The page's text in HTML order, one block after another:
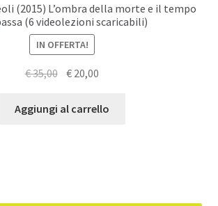
(2015) L’ombra della morte e il tempo
(6 videolezioni scaricabili)
IN OFFERTA!
€35,00
originale
€ 20,00
attuale
Aggiungi al carrello